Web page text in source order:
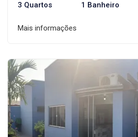
3 Quartos 1 Banheiro
Mais informações